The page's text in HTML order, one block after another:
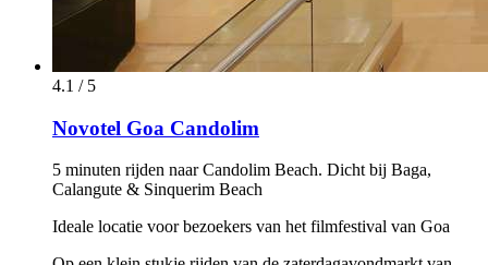
4.1 / 5
Novotel Goa Candolim
5 minuten rijden naar Candolim Beach. Dicht bij Baga,
Calangute & Sinquerim Beach
Ideale locatie voor bezoekers van het filmfestival van Goa